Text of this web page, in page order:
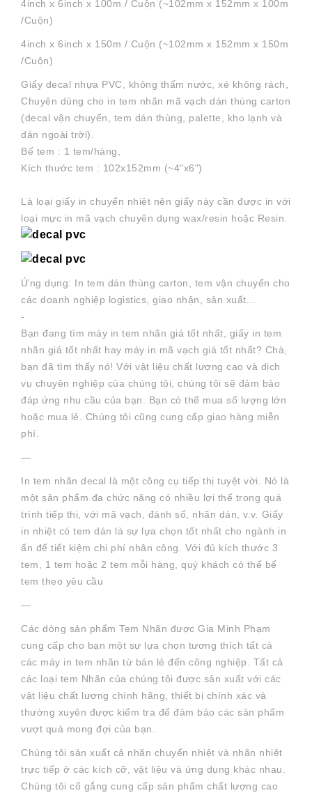
4inch x 6inch x 100m / Cuộn (~102mm x 152mm x 100m
/Cuộn)
4inch x 6inch x 150m / Cuộn (~102mm x 152mm x 150m
/Cuộn)
Giấy decal nhựa PVC, không thấm nước, xé không rách,
Chuyên dùng cho in tem nhãn mã vạch dán thùng carton
(decal vận chuyển, tem dán thùng, palette, kho lạnh và
dán ngoài trời).
Bế tem : 1 tem/hàng,
Kích thước tem : 102x152mm (~4"x6")
Là loại giấy in chuyển nhiệt nên giấy này cần được in với
loại mực in mã vạch chuyên dụng wax/resin hoặc Resin.
Ứng dụng: In tem dán thùng carton, tem vận chuyển cho
các doanh nghiệp logistics, giao nhận, sản xuất...
-
Bạn đang tìm máy in tem nhãn giá tốt nhất, giấy in tem
nhãn giá tốt nhất hay máy in mã vạch giá tốt nhất? Chà,
bạn đã tìm thấy nó! Với vật liệu chất lượng cao và dịch
vụ chuyên nghiệp của chúng tôi, chúng tôi sẽ đảm bảo
đáp ứng nhu cầu của bạn. Bạn có thể mua số lượng lớn
hoặc mua lẻ. Chúng tôi cũng cung cấp giao hàng miễn
phí.
—
In tem nhãn decal là một công cụ tiếp thị tuyệt vời. Nó là
một sản phẩm đa chức năng có nhiều lợi thế trong quá
trình tiếp thị, với mã vạch, đánh số, nhãn dán, v.v. Giấy
in nhiệt có tem dán là sự lựa chọn tốt nhất cho ngành in
ấn để tiết kiệm chi phí nhân công. Với đủ kích thước 3
tem, 1 tem hoặc 2 tem mỗi hàng, quý khách có thể bế
tem theo yêu cầu
—
Các dòng sản phẩm Tem Nhãn được Gia Minh Phạm
cung cấp cho bạn một sự lựa chọn tương thích tất cả
các máy in tem nhãn từ bán lẻ đến công nghiệp. Tất cả
các loại tem Nhãn của chúng tôi được sản xuất với các
vật liệu chất lượng chính hãng, thiết bị chính xác và
thường xuyên được kiểm tra để đảm bảo các sản phẩm
vượt quá mong đợi của bạn.
Chúng tôi sản xuất cả nhãn chuyển nhiệt và nhãn nhiệt
trực tiếp ở các kích cỡ, vật liệu và ứng dụng khác nhau.
Chúng tôi cố gắng cung cấp sản phẩm chất lượng cao